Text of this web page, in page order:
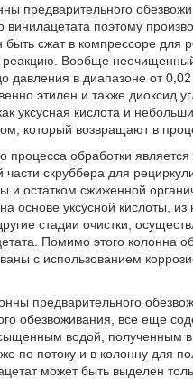
предварительного
поэтому
сжат в компрессоре для
Вообще
давления в диапазоне от
этилен и также диоксид
уксусная кислота и
который возвращают в
процесса обработки
части скруббера для
и остатком сжиженной
основе уксусной кислоты,
стадии очистки,
Помимо этого колонна
с использованием
предварительного
обезвоживания, все еще
водой, полученным в
потоку и в колонну для
может быть выделен